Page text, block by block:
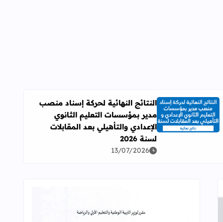
اقرأ المزيد عن النتائج النهائية لحركة إسناد منصب مدير بمؤسسات
النتائج النهائية لحركة إسناد منصب
مدير بمؤسسات التعليم الثانوي
الإعدادي والتأهيلي بعد المقابلات
لسنة 2026
13/07/2026